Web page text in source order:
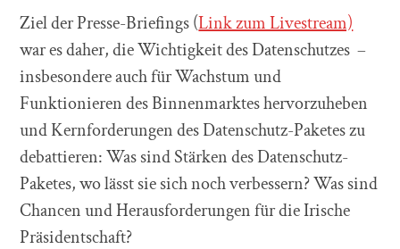
Ziel der Presse-Briefings (Link zum Livestream)
war es daher, die Wichtigkeit des Datenschutzes –
insbesondere auch für Wachstum und
Funktionieren des Binnenmarktes hervorzuheben
und Kernforderungen des Datenschutz-Paketes zu
debattieren: Was sind Stärken des Datenschutz-
Paketes, wo lässt sie sich noch verbessern? Was sind
Chancen und Herausforderungen für die Irische
Präsidentschaft?